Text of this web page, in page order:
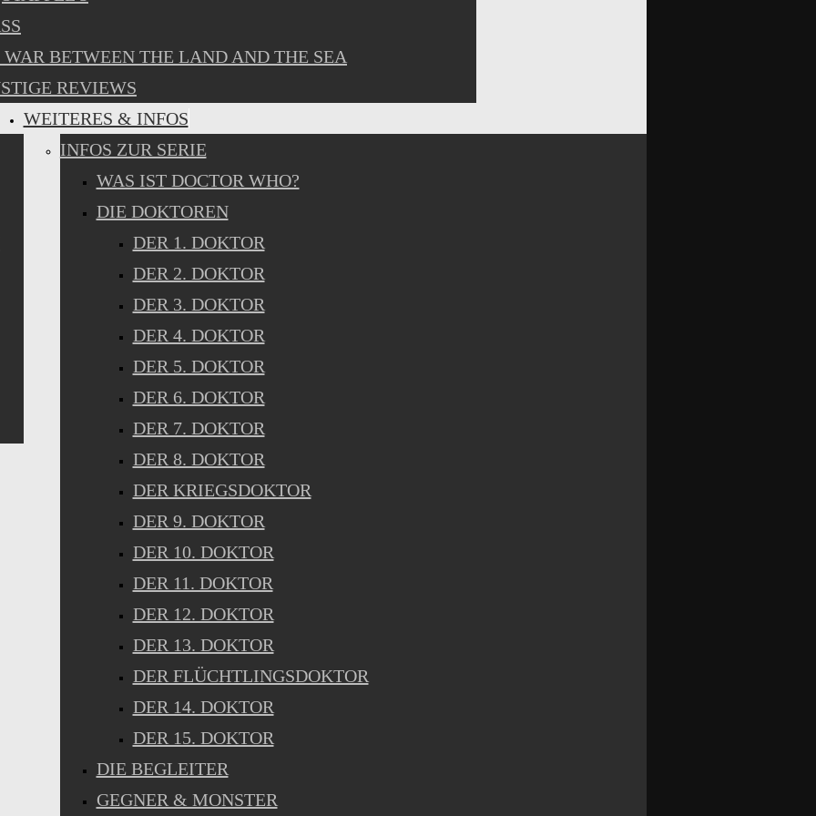
WAR BETWEEN THE LAND AND THE SEA
REVIEWS
WEITERES & INFOS
INFOS ZUR SERIE
WAS IST DOCTOR WHO?
DIE DOKTOREN
DER 1. DOKTOR
DER 2. DOKTOR
DER 3. DOKTOR
DER 4. DOKTOR
DER 5. DOKTOR
DER 6. DOKTOR
DER 7. DOKTOR
DER 8. DOKTOR
DER KRIEGSDOKTOR
DER 9. DOKTOR
DER 10. DOKTOR
DER 11. DOKTOR
DER 12. DOKTOR
DER 13. DOKTOR
DER FLÜCHTLINGSDOKTOR
DER 14. DOKTOR
DER 15. DOKTOR
DIE BEGLEITER
GEGNER & MONSTER